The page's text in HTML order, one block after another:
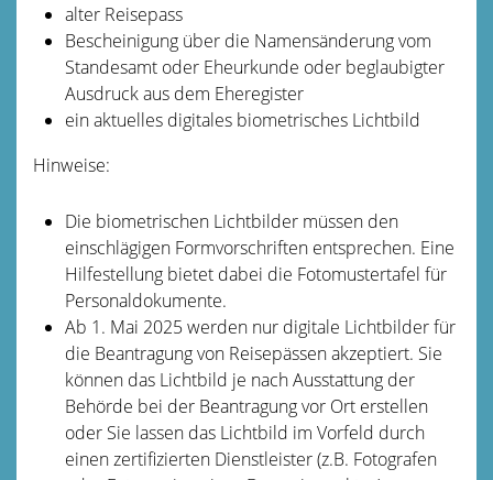
alter Reisepass
Bescheinigung über die Namensänderung vom
Standesamt oder Eheurkunde oder beglaubigter
Ausdruck aus dem Eheregister
ein aktuelles digitales biometrisches Lichtbild
Hinweise:
Die biometrischen Lichtbilder müssen den
einschlägigen Formvorschriften entsprechen. Eine
Hilfestellung bietet dabei die Fotomustertafel für
Personaldokumente.
Ab 1. Mai 2025 werden nur digitale Lichtbilder für
die Beantragung von Reisepässen akzeptiert. Sie
können das Lichtbild je nach Ausstattung der
Behörde bei der Beantragung vor Ort erstellen
oder Sie lassen das Lichtbild im Vorfeld durch
einen zertifizierten Dienstleister (z.B. Fotografen